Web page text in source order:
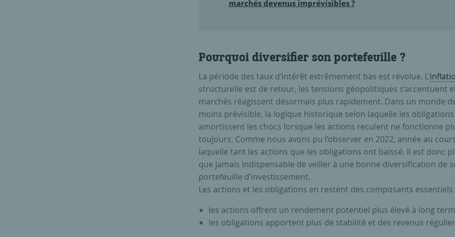
marchés devenus imprévisibles ?
Pourquoi diversifier son portefeuille ?
La période des taux d’intérêt extrêmement bas est révolue. L’
structurelle est de retour, les tensions géopolitiques s’accentuent
marchés réagissent désormais plus rapidement. Dans un monde
moins prévisible, la logique historique selon laquelle les obligations
amortissent les chocs lorsque les actions reculent ne fonctionne
toujours. Comme nous avons pu l’observer en 2022, année au
laquelle tant les actions que les obligations ont baissé. Il est donc
que jamais indispensable de veiller à une bonne diversification de
portefeuille d’investissement.
Les actions et les obligations en restent des composants essentiels
les actions offrent un rendement potentiel plus élevé à long
les obligations apportent plus de stabilité et des revenus